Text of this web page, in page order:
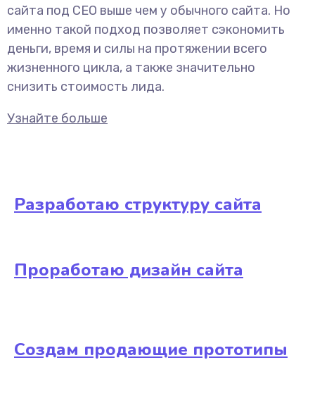
сайта под СЕО выше чем у обычного сайта. Но
именно такой подход позволяет сэкономить
деньги, время и силы на протяжении всего
жизненного цикла, а также значительно
снизить стоимость лида.
Узнайте больше
Разработаю структуру сайта
Проработаю дизайн сайта
Создам продающие прототипы